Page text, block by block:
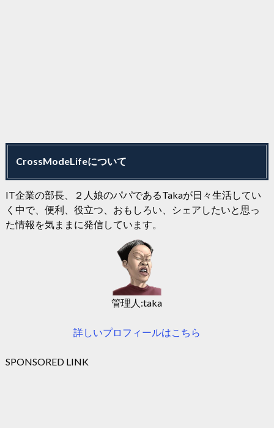
CrossModeLifeについて
IT企業の部長、２人娘のパパであるTakaが日々生活してい
く中で、便利、役立つ、おもしろい、シェアしたいと思っ
た情報を気ままに発信しています。
管理人:taka
詳しいプロフィールはこちら
SPONSORED LINK